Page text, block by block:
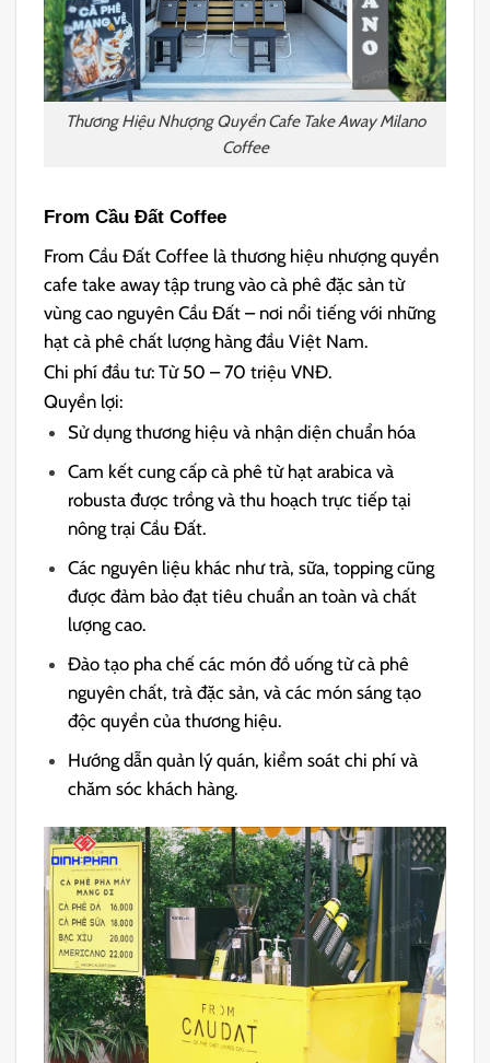
Thương Hiệu Nhượng Quyền Cafe Take Away Milano
Coffee
From Cầu Đất Coffee
From Cầu Đất Coffee là thương hiệu nhượng quyền
cafe take away tập trung vào cà phê đặc sản từ
vùng cao nguyên Cầu Đất – nơi nổi tiếng với những
hạt cà phê chất lượng hàng đầu Việt Nam.
Chi phí đầu tư: Từ 50 – 70 triệu VNĐ.
Quyền lợi:
Sử dụng thương hiệu và nhận diện chuẩn hóa
Cam kết cung cấp cà phê từ hạt arabica và
robusta được trồng và thu hoạch trực tiếp tại
nông trại Cầu Đất.
Các nguyên liệu khác như trà, sữa, topping cũng
được đảm bảo đạt tiêu chuẩn an toàn và chất
lượng cao.
Đào tạo pha chế các món đồ uống từ cà phê
nguyên chất, trà đặc sản, và các món sáng tạo
độc quyền của thương hiệu.
Hướng dẫn quản lý quán, kiểm soát chi phí và
chăm sóc khách hàng.